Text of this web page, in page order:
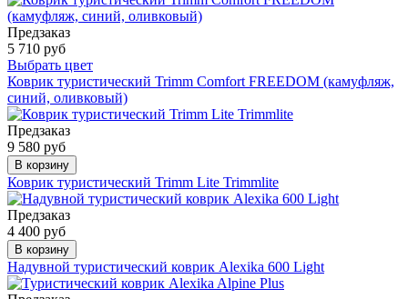
Предзаказ
5 710 руб
Выбрать цвет
Коврик туристический Trimm Comfort FREEDOM (камуфляж,
синий, оливковый)
Предзаказ
9 580 руб
В корзину
Коврик туристический Trimm Lite Trimmlite
Предзаказ
4 400 руб
В корзину
Надувной туристический коврик Alexika 600 Light